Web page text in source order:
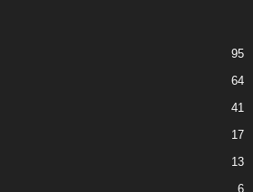
95
64
41
17
13
6